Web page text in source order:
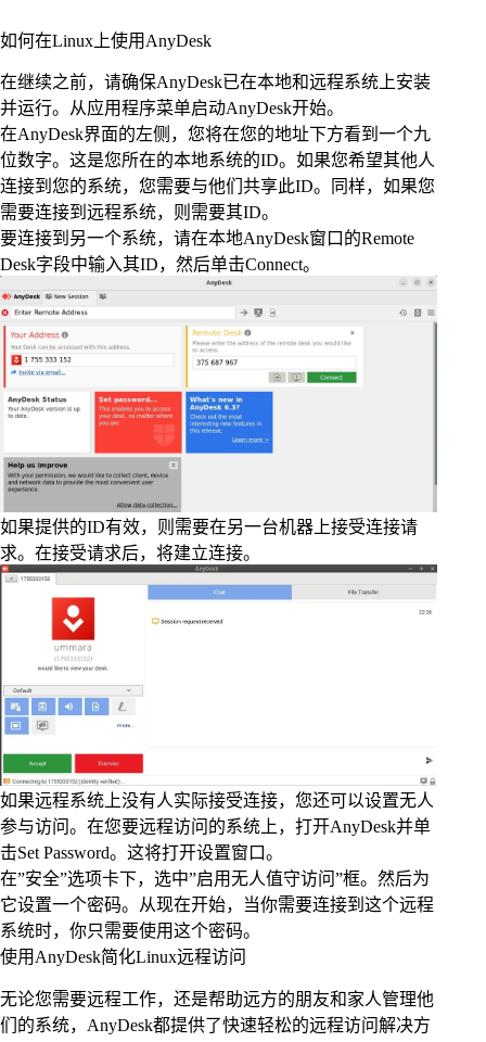
如何在Linux上使用AnyDesk
在继续之前，请确保AnyDesk已在本地和远程系统上安装
并运行。从应用程序菜单启动AnyDesk开始。
在AnyDesk界面的左侧，您将在您的地址下方看到一个九
位数字。这是您所在的本地系统的ID。如果您希望其他人
连接到您的系统，您需要与他们共享此ID。同样，如果您
需要连接到远程系统，则需要其ID。
要连接到另一个系统，请在本地AnyDesk窗口的Remote
Desk字段中输入其ID，然后单击Connect。
如果提供的ID有效，则需要在另一台机器上接受连接请
求。在接受请求后，将建立连接。
如果远程系统上没有人实际接受连接，您还可以设置无人
参与访问。在您要远程访问的系统上，打开AnyDesk并单
击Set Password。这将打开设置窗口。
在”安全”选项卡下，选中”启用无人值守访问”框。然后为
它设置一个密码。从现在开始，当你需要连接到这个远程
系统时，你只需要使用这个密码。
使用AnyDesk简化Linux远程访问
无论您需要远程工作，还是帮助远方的朋友和家人管理他
们的系统，AnyDesk都提供了快速轻松的远程访问解决方